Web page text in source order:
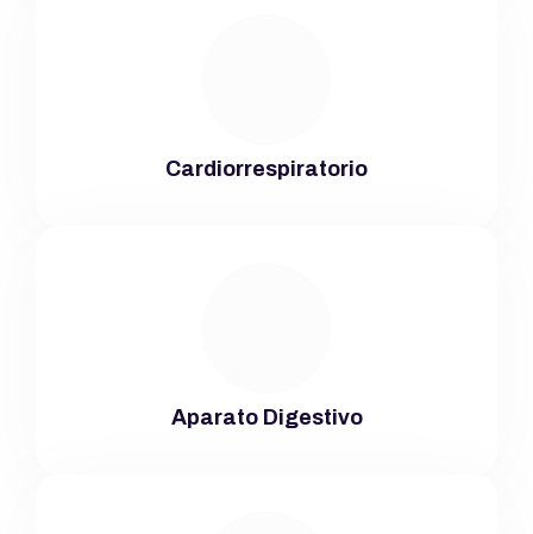
Cardiorrespiratorio
Aparato Digestivo